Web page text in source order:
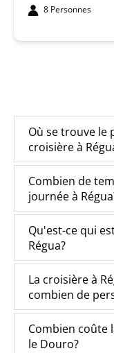
8 Personnes
Où se trouve le
croisière à
Combien de
journée à
Qu'est-ce qui
Régua?
La croisière à
combien de
Combien coûte
le Douro?